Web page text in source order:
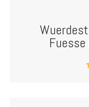
Fuesse